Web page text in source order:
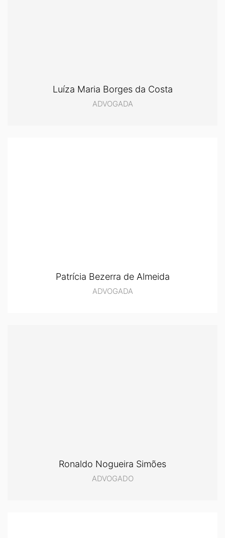
Luíza Maria Borges da Costa
ADVOGADA
Patrícia Bezerra de Almeida
ADVOGADA
Ronaldo Nogueira Simões
ADVOGADO